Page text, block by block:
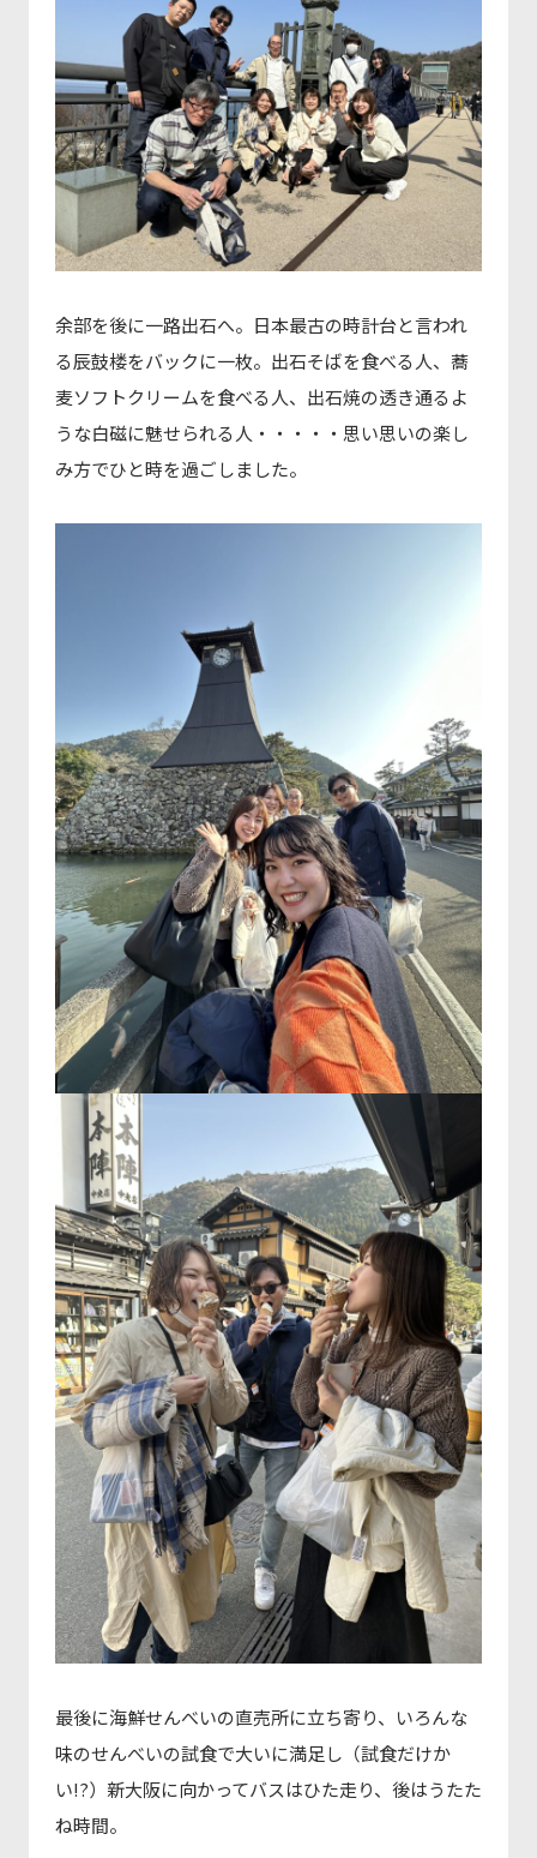
余部を後に一路出石へ。日本最古の時計台と言われ
る辰鼓楼をバックに一枚。出石そばを食べる人、蕎
麦ソフトクリームを食べる人、出石焼の透き通るよ
うな白磁に魅せられる人・・・・・思い思いの楽し
み方でひと時を過ごしました。
最後に海鮮せんべいの直売所に立ち寄り、いろんな
味のせんべいの試食で大いに満足し（試食だけか
い!?）新大阪に向かってバスはひた走り、後はうたた
ね時間。